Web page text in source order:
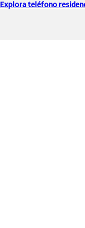
Explora teléfono